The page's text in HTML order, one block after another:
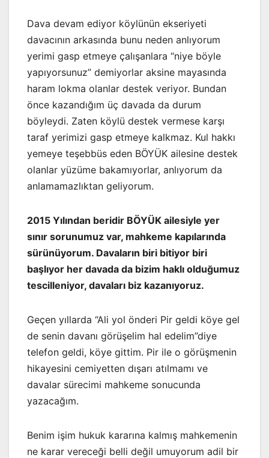
Dava devam ediyor köylünün ekseriyeti
davacının arkasında bunu neden anlıyorum
yerimi gasp etmeye çalışanlara “niye böyle
yapıyorsunuz” demiyorlar aksine mayasında
haram lokma olanlar destek veriyor. Bundan
önce kazandığım üç davada da durum
böyleydi. Zaten köylü destek vermese karşı
taraf yerimizi gasp etmeye kalkmaz. Kul hakkı
yemeye teşebbüs eden BÖYÜK ailesine destek
olanlar yüzüme bakamıyorlar, anlıyorum da
anlamamazlıktan geliyorum.
2015 Yılından beridir BÖYÜK ailesiyle yer
sınır sorunumuz var, mahkeme kapılarında
sürünüyorum. Davaların biri bitiyor biri
başlıyor her davada da bizim haklı olduğumuz
tescilleniyor, davaları biz kazanıyoruz.
Geçen yıllarda “Ali yol önderi Pir geldi köye gel
de senin davanı görüşelim hal edelim”diye
telefon geldi, köye gittim. Pir ile o görüşmenin
hikayesini cemiyetten dışarı atılmamı ve
davalar sürecimi mahkeme sonucunda
yazacağım.
Benim işim hukuk kararına kalmış mahkemenin
ne karar vereceği belli değil umuyorum adil bir